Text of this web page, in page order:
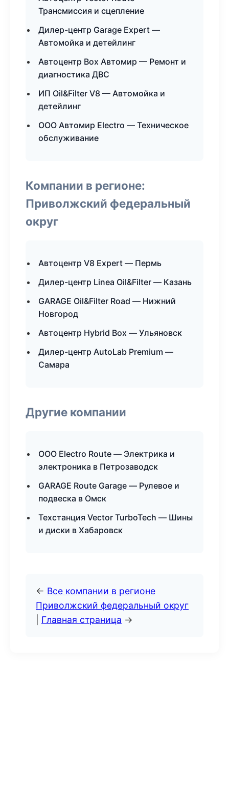
Трансмиссия и сцепление
Дилер-центр Garage Expert —
Автомойка и детейлинг
Автоцентр Box Автомир — Ремонт и
диагностика ДВС
ИП Oil&Filter V8 — Автомойка и
детейлинг
ООО Автомир Electro — Техническое
обслуживание
Компании в регионе:
Приволжский федеральный
округ
Автоцентр V8 Expert — Пермь
Дилер-центр Linea Oil&Filter — Казань
GARAGE Oil&Filter Road — Нижний
Новгород
Автоцентр Hybrid Box — Ульяновск
Дилер-центр AutoLab Premium —
Самара
Другие компании
ООО Electro Route — Электрика и
электроника в Петрозаводск
GARAGE Route Garage — Рулевое и
подвеска в Омск
Техстанция Vector TurboTech — Шины
и диски в Хабаровск
← Все компании в регионе
Приволжский федеральный округ
Главная страница →